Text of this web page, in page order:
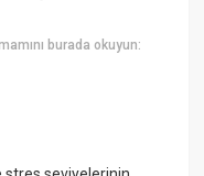
burada okuyun: